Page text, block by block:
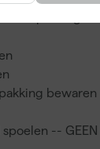
verpakking of
bewaren
spoelen -- GEEN